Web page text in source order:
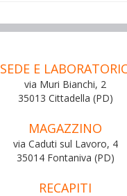
SEDE E
via Muri Bianchi, 2
35013 Cittadella (PD)
MAGAZZINO
via Caduti sul Lavoro, 4
35014 Fontaniva (PD)
RECAPITI